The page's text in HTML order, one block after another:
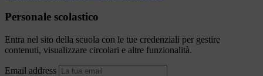
Personale scolastico
Entra nel sito della scuola con le tue credenziali per gestire
contenuti, visualizzare circolari e altre funzionalità.
Email address